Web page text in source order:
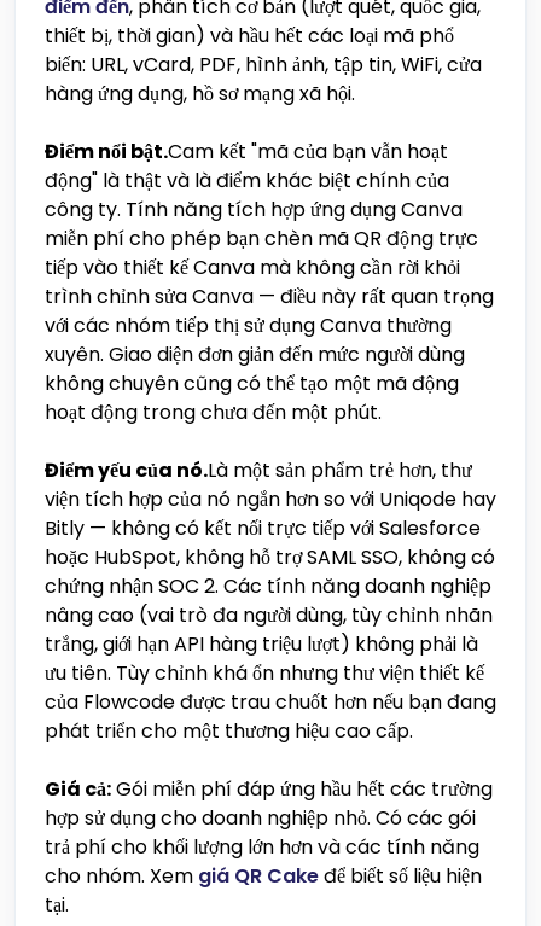
điểm đến, phân tích cơ bản (lượt quét, quốc gia,
thiết bị, thời gian) và hầu hết các loại mã phổ
biến: URL, vCard, PDF, hình ảnh, tập tin, WiFi, cửa
hàng ứng dụng, hồ sơ mạng xã hội.
Điểm nổi bật.Cam kết "mã của bạn vẫn hoạt
động" là thật và là điểm khác biệt chính của
công ty. Tính năng tích hợp ứng dụng Canva
miễn phí cho phép bạn chèn mã QR động trực
tiếp vào thiết kế Canva mà không cần rời khỏi
trình chỉnh sửa Canva — điều này rất quan trọng
với các nhóm tiếp thị sử dụng Canva thường
xuyên. Giao diện đơn giản đến mức người dùng
không chuyên cũng có thể tạo một mã động
hoạt động trong chưa đến một phút.
Điểm yếu của nó.Là một sản phẩm trẻ hơn, thư
viện tích hợp của nó ngắn hơn so với Uniqode hay
Bitly — không có kết nối trực tiếp với Salesforce
hoặc HubSpot, không hỗ trợ SAML SSO, không có
chứng nhận SOC 2. Các tính năng doanh nghiệp
nâng cao (vai trò đa người dùng, tùy chỉnh nhãn
trắng, giới hạn API hàng triệu lượt) không phải là
ưu tiên. Tùy chỉnh khá ổn nhưng thư viện thiết kế
của Flowcode được trau chuốt hơn nếu bạn đang
phát triển cho một thương hiệu cao cấp.
Giá cả:Gói miễn phí đáp ứng hầu hết các trường
hợp sử dụng cho doanh nghiệp nhỏ. Có các gói
trả phí cho khối lượng lớn hơn và các tính năng
cho nhóm. Xem giá QR Cakeđể biết số liệu hiện
tại.